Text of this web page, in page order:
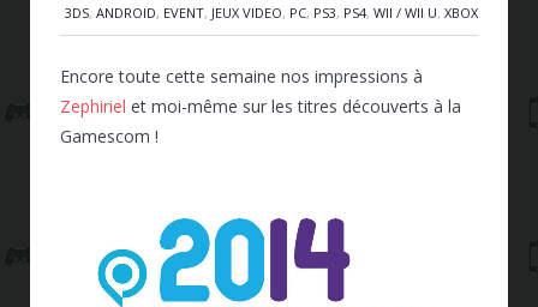
3DS, ANDROID, EVENT, JEUX VIDEO, PC, PS3, PS4, WII / WII U, XBOX
Encore toute cette semaine nos impressions à
Zephiriel et moi-même sur les titres découverts à la
Gamescom !